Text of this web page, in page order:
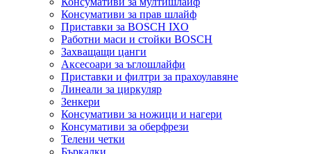
Консумативи за прав шлайф
Приставки за BOSCH IXO
Работни маси и стойки BOSCH
Захващащи цанги
Аксесоари за ъглошлайфи
Приставки и филтри за прахоулавяне
Линеали за циркуляр
Зенкери
Консумативи за ножици и нагери
Консумативи за оберфрези
Телени четки
Бъркалки